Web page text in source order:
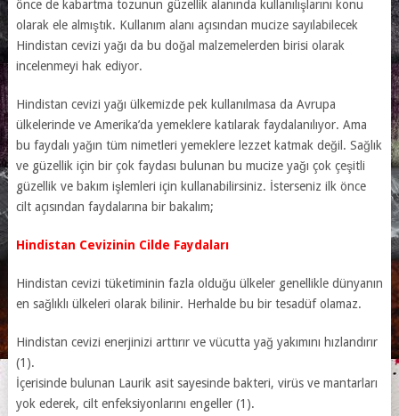
önce de kabartma tozunun güzellik alanında kullanılışlarını konu
olarak ele almıştık. Kullanım alanı açısından mucize sayılabilecek
Hindistan cevizi yağı da bu doğal malzemelerden birisi olarak
incelenmeyi hak ediyor.
Hindistan cevizi yağı ülkemizde pek kullanılmasa da Avrupa
ülkelerinde ve Amerika’da yemeklere katılarak faydalanılıyor. Ama
bu faydalı yağın tüm nimetleri yemeklere lezzet katmak değil. Sağlık
ve güzellik için bir çok faydası bulunan bu mucize yağı çok çeşitli
güzellik ve bakım işlemleri için kullanabilirsiniz. İsterseniz ilk önce
cilt açısından faydalarına bir bakalım;
Hindistan Cevizinin Cilde Faydaları
Hindistan cevizi tüketiminin fazla olduğu ülkeler genellikle dünyanın
en sağlıklı ülkeleri olarak bilinir. Herhalde bu bir tesadüf olamaz.
Hindistan cevizi enerjinizi arttırır ve vücutta yağ yakımını hızlandırır
(1).
İçerisinde bulunan Laurik asit sayesinde bakteri, virüs ve mantarları
yok ederek, cilt enfeksiyonlarını engeller (1).